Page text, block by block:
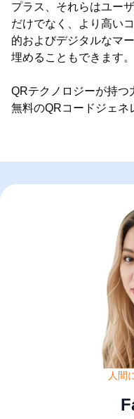
プラス、それらはユー
だけでなく、より高い
的およびデジタルなマ
埋めることもできます。
QRテクノロジーが持つ
無料のQRコードジェネ
人間